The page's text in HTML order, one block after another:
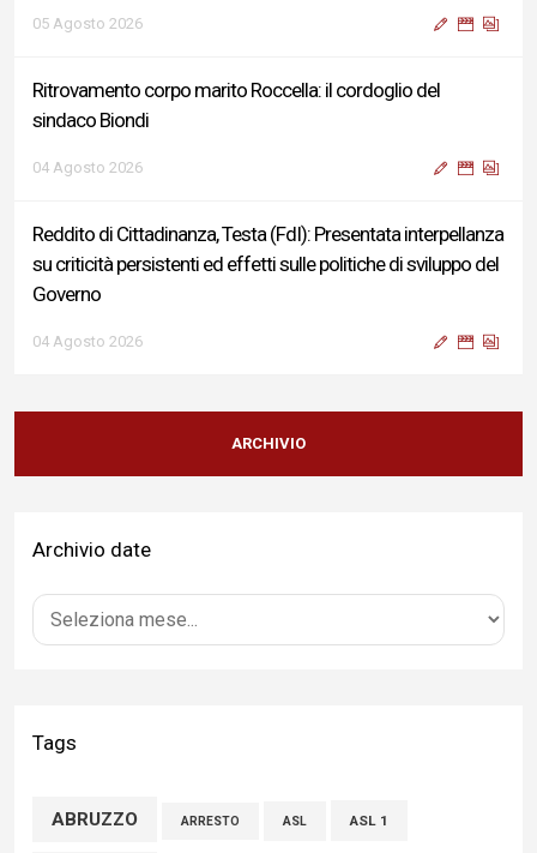
05 Agosto 2026
Ritrovamento corpo marito Roccella: il cordoglio del
sindaco Biondi
04 Agosto 2026
Reddito di Cittadinanza, Testa (FdI): Presentata interpellanza
su criticità persistenti ed effetti sulle politiche di sviluppo del
Governo
04 Agosto 2026
Sigismondi, Liris e Testa: “Profondo cordoglio e vicinanza al
Ministro Roccella e alla sua famiglia”
Terminal bus "Lorenzo Natali": modifiche temporanee alla
04 Agosto 2026
della comunità»
ARCHIVIO
Archivio date
Tags
ABRUZZO ARRESTO ASL ASL 1